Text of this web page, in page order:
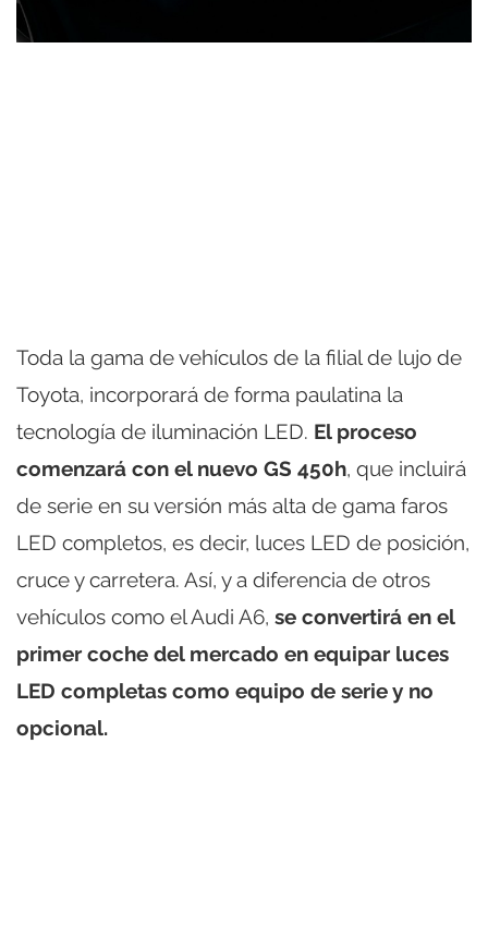
Toda la gama de vehículos de la filial de lujo de
Toyota, incorporará de forma paulatina la
tecnología de iluminación LED. El proceso
comenzará con el nuevo GS 450h, que incluirá
de serie en su versión más alta de gama faros
LED completos, es decir, luces LED de posición,
cruce y carretera. Así, y a diferencia de otros
vehículos como el Audi A6, se convertirá en el
primer coche del mercado en equipar luces
LED completas como equipo de serie y no
opcional.